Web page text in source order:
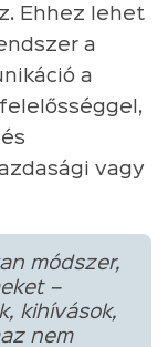
Ehhez lehet
a
a
vagy
módszer,
–
kihívások,
nem